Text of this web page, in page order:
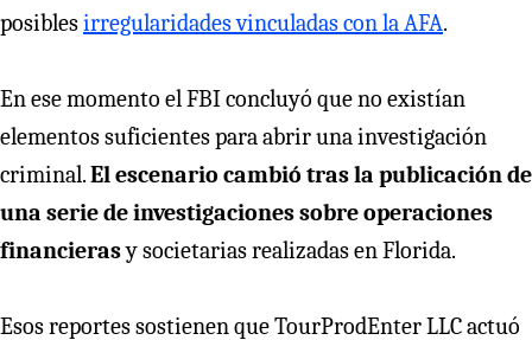
posiblesirregularidades vinculadas con la AFA.
En ese momento el FBI concluyó que no existían
elementos suficientes para abrir una investigación
criminal.El escenario cambió tras la publicación de
una serie de investigaciones sobre operaciones
financierasy societarias realizadas en Florida.
Esos reportes sostienen que TourProdEnter LLC actuó